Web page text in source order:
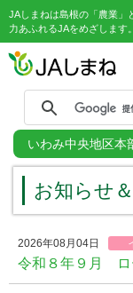
JAしまねは島根の「農業」
力あふれるJAをめざします。
いわみ中央地区本
お知らせ
2026年08月04日
令和８年９月 ロ